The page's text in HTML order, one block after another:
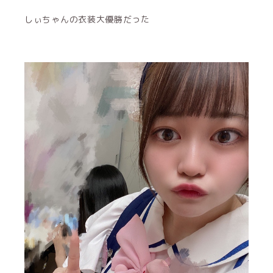
しぃちゃんの衣装大優勝だった